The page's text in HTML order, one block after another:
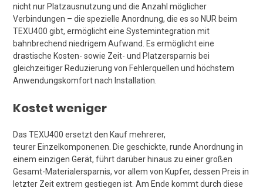
nicht nur Platzausnutzung und die Anzahl möglicher
Verbindungen – die spezielle Anordnung, die es so NUR beim
TEXU400 gibt, ermöglicht eine Systemintegration mit
bahnbrechend niedrigem Aufwand. Es ermöglicht eine
drastische Kosten- sowie Zeit- und Platzersparnis bei
gleichzeitiger Reduzierung von Fehlerquellen und höchstem
Anwendungskomfort nach Installation.
Kostet weniger
Das TEXU400 ersetzt den Kauf mehrerer,
teurer Einzelkomponenen. Die geschickte, runde Anordnung in
einem einzigen Gerät, führt darüber hinaus zu einer großen
Gesamt-Materialersparnis, vor allem von Kupfer, dessen Preis in
letzter Zeit extrem gestiegen ist. Am Ende kommt durch diese